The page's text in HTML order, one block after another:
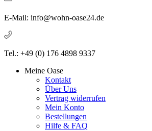
E-Mail: info@wohn-oase24.de
Tel.: +49 (0) 176 4898 9337
Meine Oase
Kontakt
Über Uns
Vertrag widerrufen
Mein Konto
Bestellungen
Hilfe & FAQ